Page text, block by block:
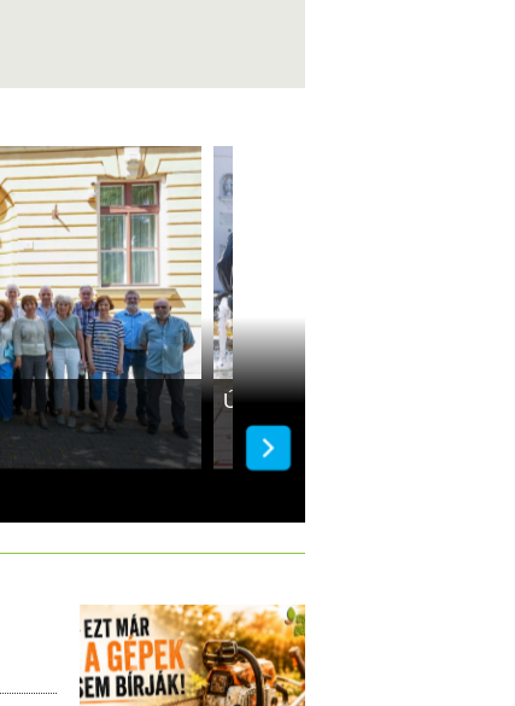
Újra összegyűltek